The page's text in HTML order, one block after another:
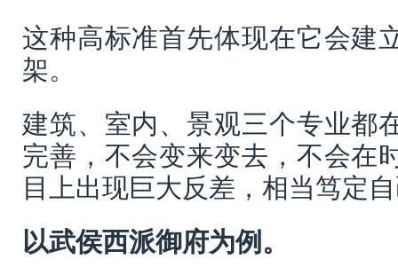
这种高标准首先体现在它会建
架。
建筑、室内、景观三个专业都
完善，不会变来变去，不会在
目上出现巨大反差，相当笃定
以武侯西派御府为例。